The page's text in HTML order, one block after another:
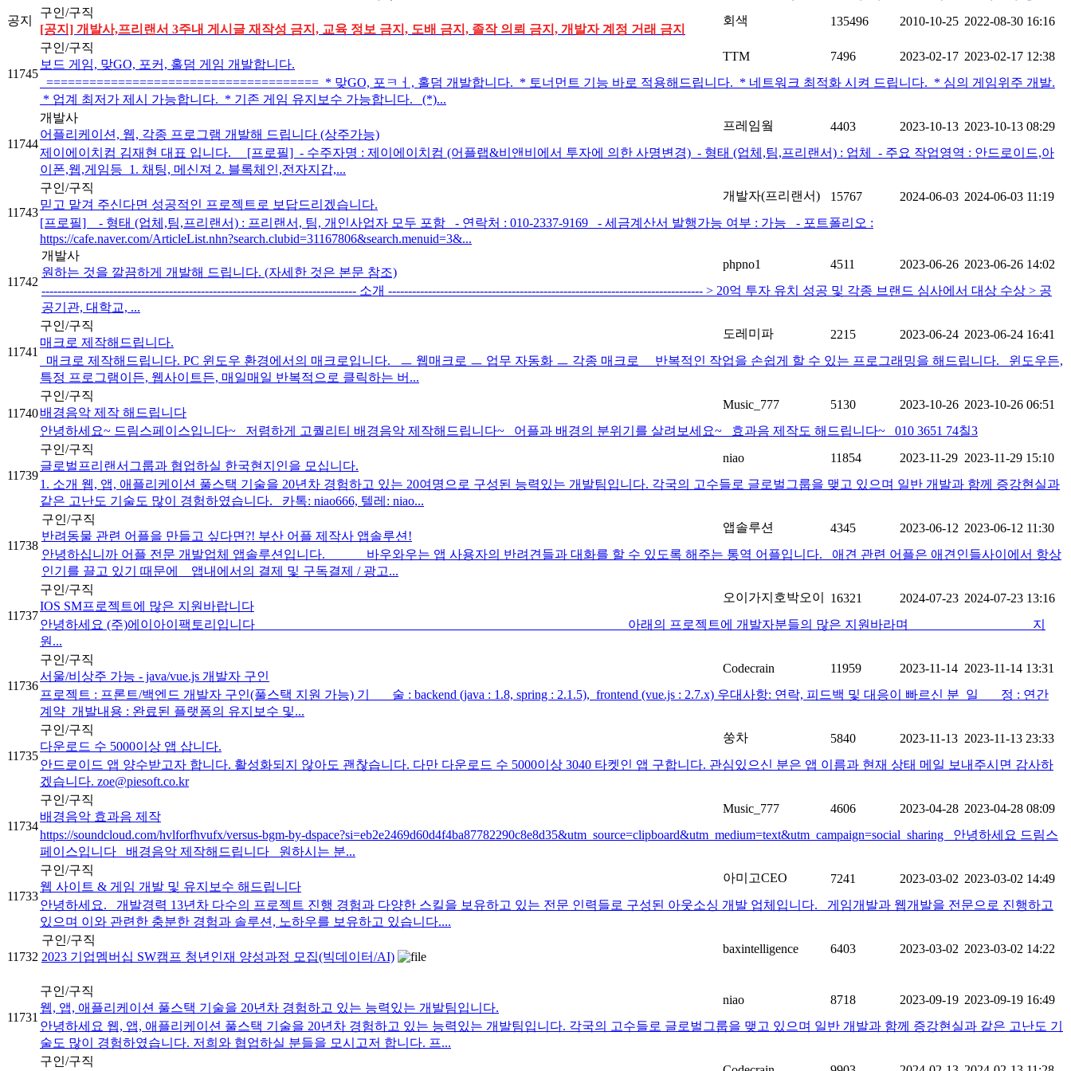
공지
구인/구직
[공지] 개발사,프리랜서 3주내 게시글 재작성 금지, 교육 정보 금지, 도배 금지, 졸작 의뢰 금지, 개발자 계정 거래 금지
회색 135496 2010-10-25 2022-08-30 16:16
11745
구인/구직
보드 게임, 맞GO, 포커, 홀덤 게임 개발합니다.
TTM 7496 2023-02-17 2023-02-17 12:38
====================================== * 맞GO, 포ㅋㅓ, 홀덤 개발합니다. * 토너먼트 기능 바로 적용해드립니다. * 네트워크 최적화 시켜 드립니다. * 심의 게임위주 개발.
* 업계 최저가 제시 가능합니다. * 기존 게임 유지보수 가능합니다. (*)...
11744
개발사
어플리케이션, 웹, 각종 프로그램 개발해 드립니다 (상주가능)
프레임웤 4403 2023-10-13 2023-10-13 08:29
제이에이치컴 김재현 대표 입니다. [프로필] ​ - 수주자명 : 제이에이치컴 (어플랩&비앤비에서 투자에 의한 사명변경) ​ - 형태 (업체,팀,프리랜서) : 업체 ​ - 주요 작업영역 : 안드로이드,아
이폰,웹,게임등 ​ 1. 채팅, 메신져 2. 블록체인,전자지갑,...
11743
구인/구직
믿고 맡겨 주신다면 성공적인 프로젝트로 보답드리겠습니다.
개발자(프리랜서) 15767 2024-06-03 2024-06-03 11:19
[프로필] - 형태 (업체,팀,프리랜서) : 프리랜서, 팀, 개인사업자 모두 포함 - 연락처 : 010-2337-9169 - 세금계산서 발행가능 여부 : 가능 - 포트폴리오 :
https://cafe.naver.com/ArticleList.nhn?search.clubid=31167806&search.menuid=3&...
11742
개발사
원하는 것을 깔끔하게 개발해 드립니다. (자세한 것은 본문 참조)
phpno1 4511 2023-06-26 2023-06-26 14:02
------------------------------------------------------------------------------- 소개 ------------------------------------------------------------------------------- > 20억 투자 유치 성공 및 각종 브랜드 심사에서 대상 수상 > 공
공기관, 대학교, ...
11741
구인/구직
매크로 제작해드립니다.
도레미파 2215 2023-06-24 2023-06-24 16:41
매크로 제작해드립니다. PC 윈도우 환경에서의 매크로입니다. ㅡ 웹매크로 ㅡ 업무 자동화 ㅡ 각종 매크로 반복적인 작업을 손쉽게 할 수 있는 프로그래밍을 해드립니다. 윈도우든,
특정 프로그램이든, 웹사이트든, 매일매일 반복적으로 클릭하는 버...
11740
구인/구직
배경음악 제작 해드립니다
Music_777 5130 2023-10-26 2023-10-26 06:51
안녕하세요~ 드림스페이스입니다~ 저렴하게 고퀄리티 배경음악 제작해드립니다~ 어플과 배경의 분위기를 살려보세요~ 효과음 제작도 해드립니다~ 010 3651 74칠3
11739
구인/구직
글로벌프리랜서그룹과 협업하실 한국현지인을 모십니다.
niao 11854 2023-11-29 2023-11-29 15:10
1. 소개 웹, 앱, 애플리케이션 풀스택 기술을 20년차 경험하고 있는 20여명으로 구성된 능력있는 개발팀입니다. 각국의 고수들로 글로벌그룹을 맺고 있으며 일반 개발과 함께 증강현실과
같은 고난도 기술도 많이 경험하였습니다. 카톡: niao666, 텔레: niao...
11738
구인/구직
반려동물 관련 어플을 만들고 싶다면?! 부산 어플 제작사 앱솔루션!
앱솔루션 4345 2023-06-12 2023-06-12 11:30
안녕하십니까 어플 전문 개발업체 앱솔루션입니다. 바우와우는 앱 사용자의 반려견들과 대화를 할 수 있도록 해주는 통역 어플입니다. 애견 관련 어플은 애견인들사이에서 항상
인기를 끌고 있기 때문에 앱내에서의 결제 및 구독결제 / 광고...
11737
구인/구직
IOS SM프로젝트에 많은 지원바랍니다
오이가지호박오이 16321 2024-07-23 2024-07-23 13:16
안녕하세요 (주)에이아이팩토리입니다 아래의 프로젝트에 개발자분들의 많은 지원바라며 지
원...
11736
구인/구직
서울/비상주 가능 - java/vue.js 개발자 구인
Codecrain 11959 2023-11-14 2023-11-14 13:31
프로젝트 : 프론트/백엔드 개발자 구인(풀스택 지원 가능) 기 술 : backend (java : 1.8, spring : 2.1.5), frontend (vue.js : 2.7.x) 우대사항: 연락, 피드백 및 대응이 빠르신 분 일 정 : 연간
계약 개발내용 : 완료된 플랫폼의 유지보수 및...
11735
구인/구직
다운로드 수 5000이상 앱 삽니다.
쑹차 5840 2023-11-13 2023-11-13 23:33
안드로이드 앱 양수받고자 합니다. 활성화되지 않아도 괜찮습니다. 다만 다운로드 수 5000이상 3040 타켓인 앱 구합니다. 관심있으신 분은 앱 이름과 현재 상태 메일 보내주시면 감사하
겠습니다. zoe@piesoft.co.kr
11734
구인/구직
배경음악 효과음 제작
Music_777 4606 2023-04-28 2023-04-28 08:09
https://soundcloud.com/hvlforfhvufx/versus-bgm-by-dspace?si=eb2e2469d60d4f4ba87782290c8e8d35&utm_source=clipboard&utm_medium=text&utm_campaign=social_sharing 안녕하세요 드림스
페이스입니다 배경음악 제작해드립니다 원하시는 분...
11733
구인/구직
웹 사이트 & 게임 개발 및 유지보수 해드립니다
아미고CEO 7241 2023-03-02 2023-03-02 14:49
안녕하세요. 개발경력 13년차 다수의 프로젝트 진행 경험과 다양한 스킬을 보유하고 있는 전문 인력들로 구성된 아웃소싱 개발 업체입니다. 게임개발과 웹개발을 전문으로 진행하고
있으며 이와 관련한 충분한 경험과 솔루션, 노하우를 보유하고 있습니다....
11732
구인/구직
2023 기업멤버십 SW캠프 청년인재 양성과정 모집(빅데이터/AI)
baxintelligence 6403 2023-03-02 2023-03-02 14:22
11731
구인/구직
웹, 앱, 애플리케이션 풀스택 기술을 20년차 경험하고 있는 능력있는 개발팀입니다.
niao 8718 2023-09-19 2023-09-19 16:49
안녕하세요 웹, 앱, 애플리케이션 풀스택 기술을 20년차 경험하고 있는 능력있는 개발팀입니다. 각국의 고수들로 글로벌그룹을 맺고 있으며 일반 개발과 함께 증강현실과 같은 고난도 기
술도 많이 경험하였습니다. 저희와 협업하실 분들을 모시고저 합니다. 프...
구인/구직